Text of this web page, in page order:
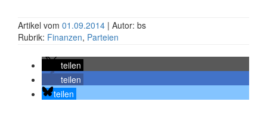
Artikel vom 01.09.2014 | Autor: bs
Rubrik: Finanzen, Parteien
teilen
teilen
teilen